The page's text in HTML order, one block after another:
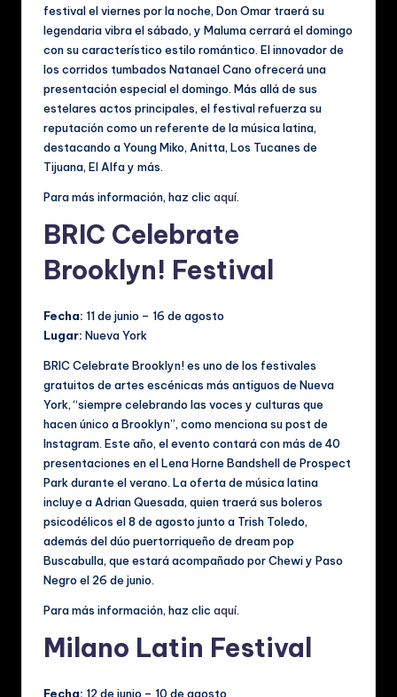
festival el viernes por la noche, Don Omar traerá su
legendaria vibra el sábado, y Maluma cerrará el domingo
con su característico estilo romántico. El innovador de
los corridos tumbados Natanael Cano ofrecerá una
presentación especial el domingo. Más allá de sus
estelares actos principales, el festival refuerza su
reputación como un referente de la música latina,
destacando a Young Miko, Anitta, Los Tucanes de
Tijuana, El Alfa y más.
Para más información, haz clic aquí.
BRIC Celebrate
Brooklyn! Festival
Fecha: 11 de junio – 16 de agosto
Lugar: Nueva York
BRIC Celebrate Brooklyn! es uno de los festivales
gratuitos de artes escénicas más antiguos de Nueva
York, “siempre celebrando las voces y culturas que
hacen único a Brooklyn”, como menciona su post de
Instagram. Este año, el evento contará con más de 40
presentaciones en el Lena Horne Bandshell de Prospect
Park durante el verano. La oferta de música latina
incluye a Adrian Quesada, quien traerá sus boleros
psicodélicos el 8 de agosto junto a Trish Toledo,
además del dúo puertorriqueño de dream pop
Buscabulla, que estará acompañado por Chewi y Paso
Negro el 26 de junio.
Para más información, haz clic aquí.
Milano Latin Festival
Fecha: 12 de junio – 10 de agosto